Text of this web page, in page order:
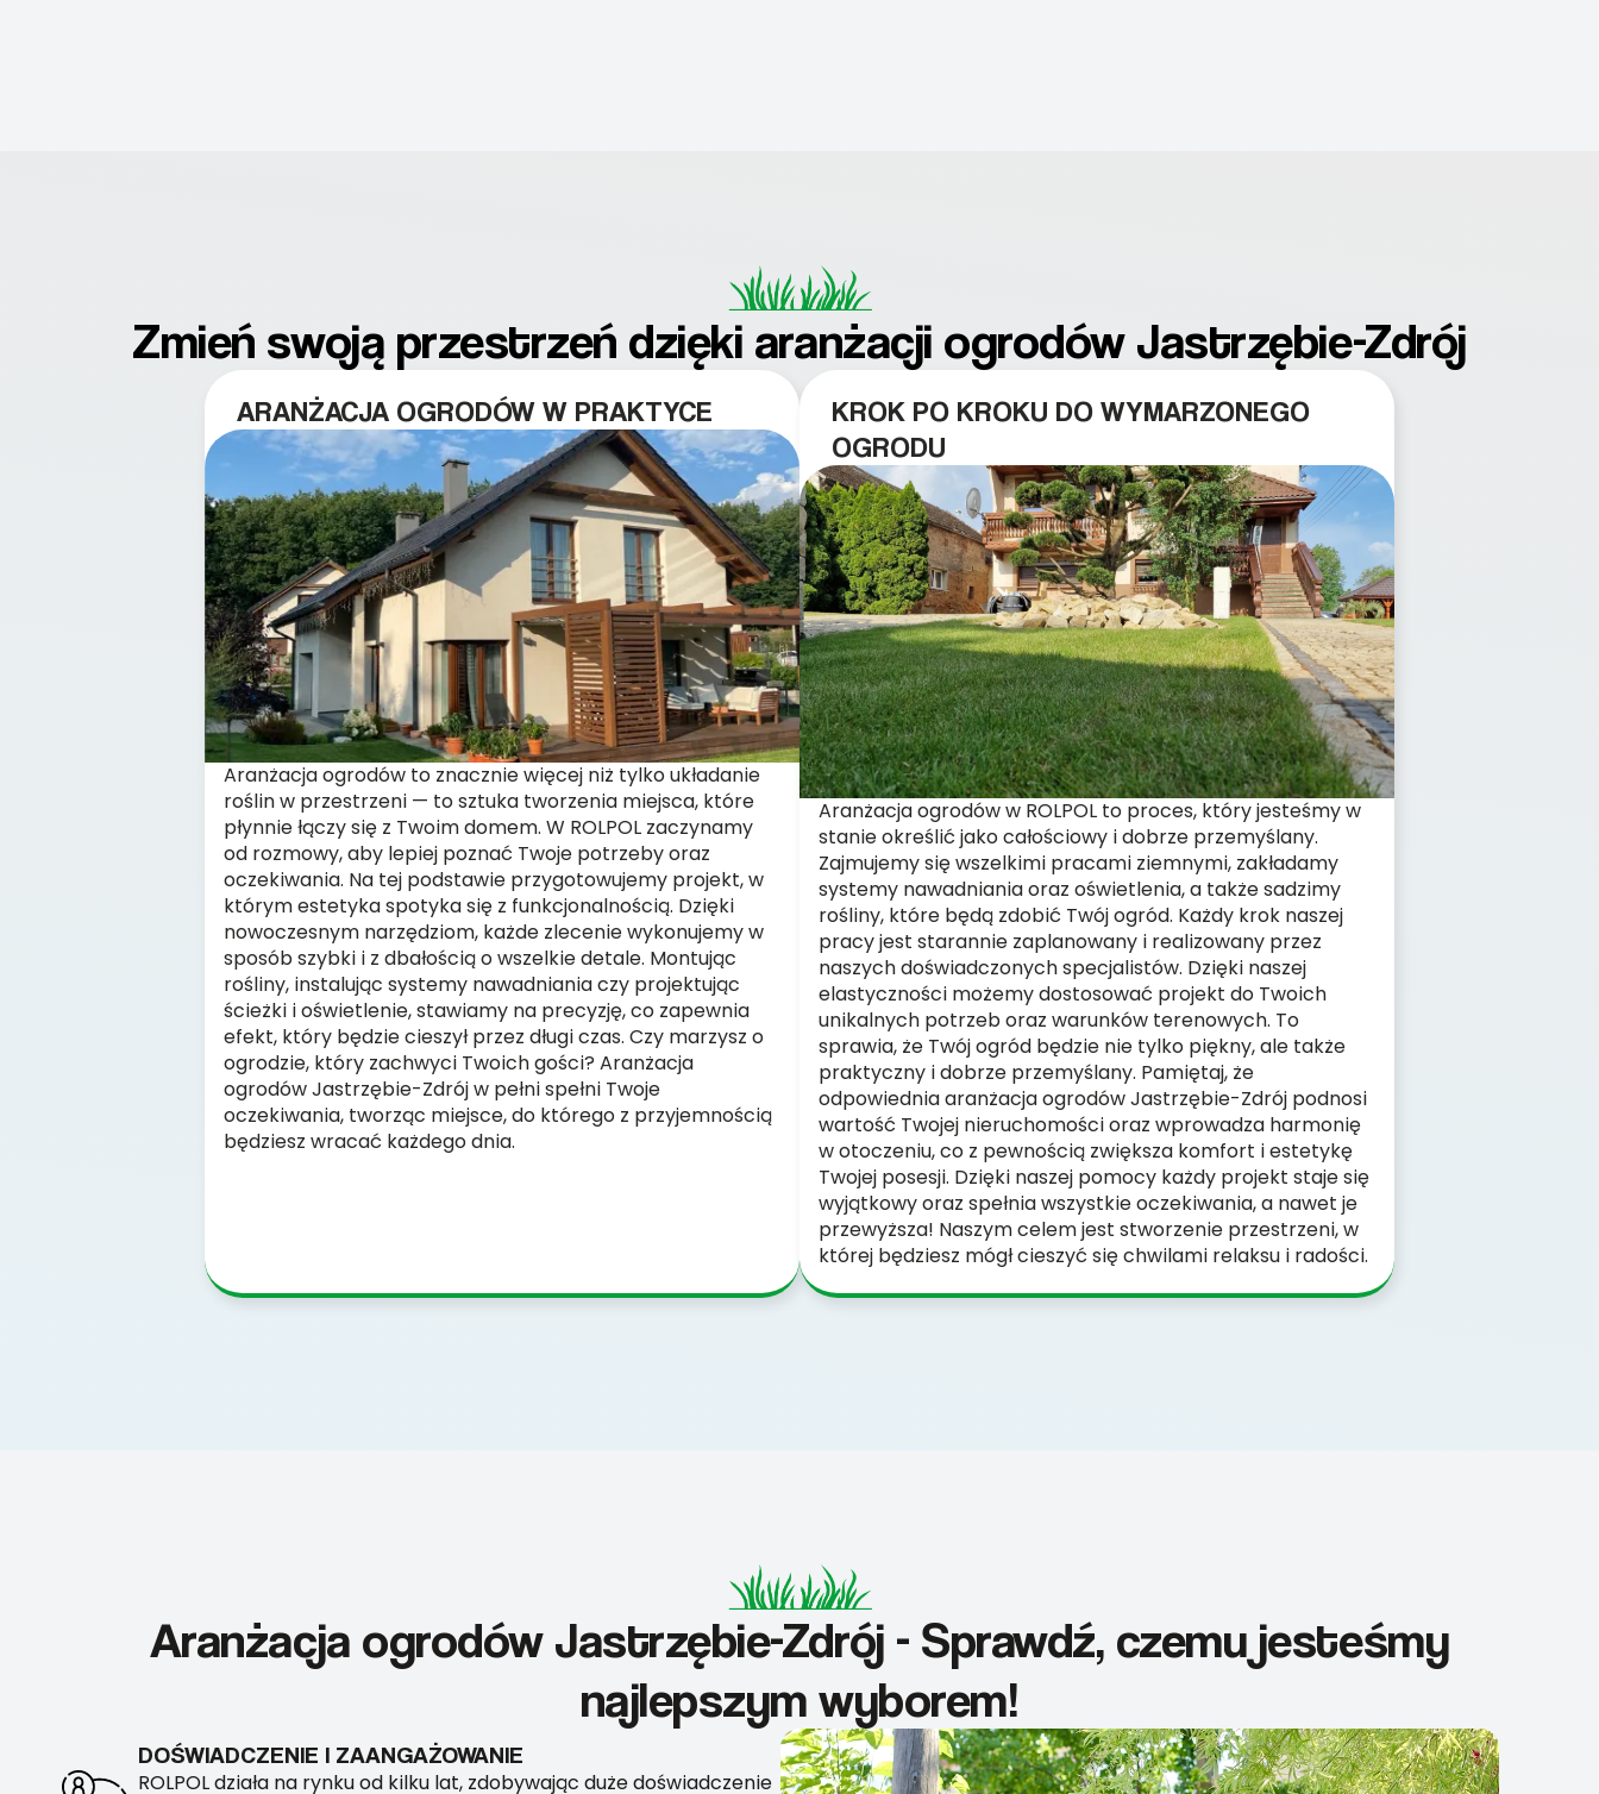
Zmień swoją przestrzeń dzięki aranżacji ogrodów Jastrzębie-Zdrój
ARANŻACJA OGRODÓW W PRAKTYCE
Aranżacja ogrodów to znacznie więcej niż tylko układanie
roślin w przestrzeni — to sztuka tworzenia miejsca, które
płynnie łączy się z Twoim domem. W ROLPOL zaczynamy
od rozmowy, aby lepiej poznać Twoje potrzeby oraz
oczekiwania. Na tej podstawie przygotowujemy projekt, w
którym estetyka spotyka się z funkcjonalnością. Dzięki
nowoczesnym narzędziom, każde zlecenie wykonujemy w
sposób szybki i z dbałością o wszelkie detale. Montując
rośliny, instalując systemy nawadniania czy projektując
ścieżki i oświetlenie, stawiamy na precyzję, co zapewnia
efekt, który będzie cieszył przez długi czas. Czy marzysz o
ogrodzie, który zachwyci Twoich gości? Aranżacja
ogrodów Jastrzębie-Zdrój w pełni spełni Twoje
oczekiwania, tworząc miejsce, do którego z przyjemnością
będziesz wracać każdego dnia.
KROK PO KROKU DO WYMARZONEGO
OGRODU
Aranżacja ogrodów w ROLPOL to proces, który jesteśmy w
stanie określić jako całościowy i dobrze przemyślany.
Zajmujemy się wszelkimi pracami ziemnymi, zakładamy
systemy nawadniania oraz oświetlenia, a także sadzimy
rośliny, które będą zdobić Twój ogród. Każdy krok naszej
pracy jest starannie zaplanowany i realizowany przez
naszych doświadczonych specjalistów. Dzięki naszej
elastyczności możemy dostosować projekt do Twoich
unikalnych potrzeb oraz warunków terenowych. To
sprawia, że Twój ogród będzie nie tylko piękny, ale także
praktyczny i dobrze przemyślany. Pamiętaj, że
odpowiednia aranżacja ogrodów Jastrzębie-Zdrój podnosi
wartość Twojej nieruchomości oraz wprowadza harmonię
w otoczeniu, co z pewnością zwiększa komfort i estetykę
Twojej posesji. Dzięki naszej pomocy każdy projekt staje się
wyjątkowy oraz spełnia wszystkie oczekiwania, a nawet je
przewyższa! Naszym celem jest stworzenie przestrzeni, w
której będziesz mógł cieszyć się chwilami relaksu i radości.
Aranżacja ogrodów Jastrzębie-Zdrój - Sprawdź, czemu jesteśmy
najlepszym wyborem!
DOŚWIADCZENIE I ZAANGAŻOWANIE
ROLPOL działa na rynku od kilku lat, zdobywając duże doświadczenie